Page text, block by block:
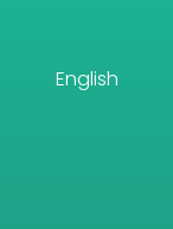
English